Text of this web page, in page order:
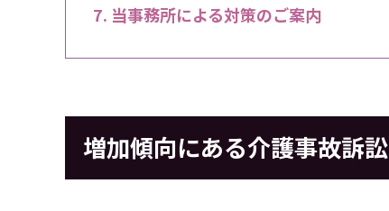
当事務所による対策のご案内
増加傾向にある介護事故訴訟